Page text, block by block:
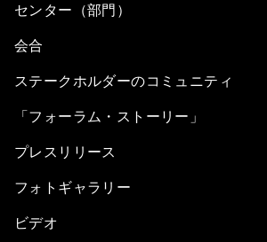
センター（部門）
会合
ステークホルダーのコミュニティ
「フォーラム・ストーリー」
プレスリリース
フォトギャラリー
ビデオ